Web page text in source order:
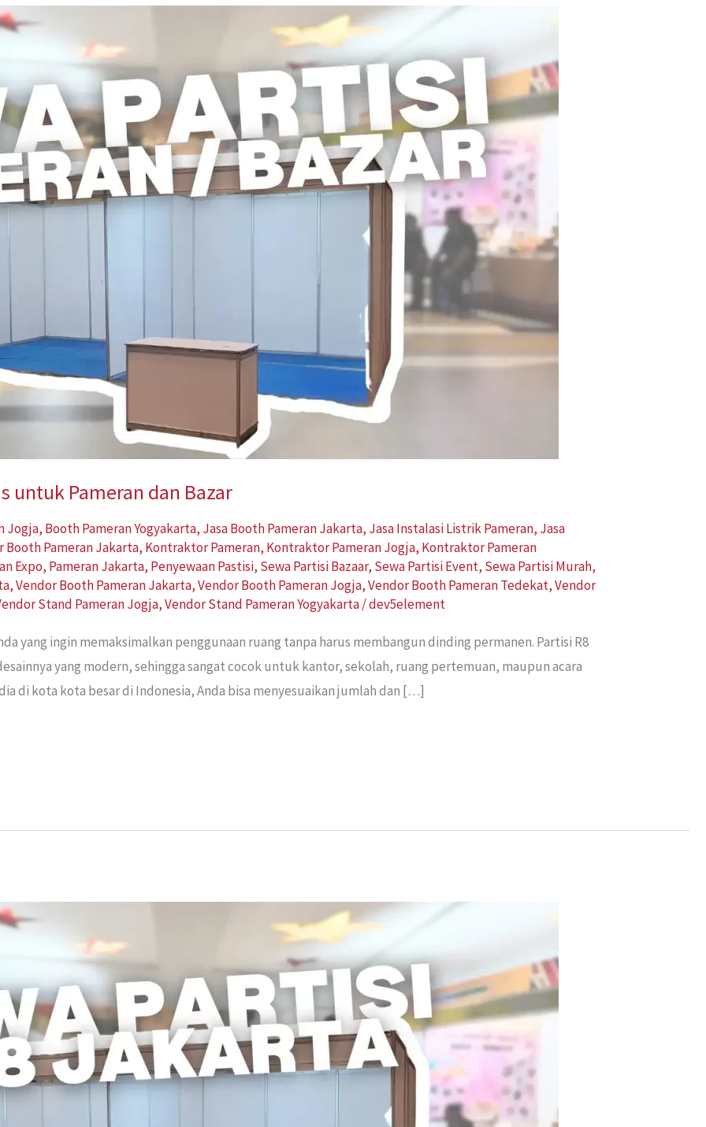
untuk Pameran dan Bazar
Jogja, Booth Pameran Yogyakarta, Jasa Booth Pameran Jakarta, Jasa Instalasi Listrik Pameran, Jasa
Booth Pameran Jakarta, Kontraktor Pameran, Kontraktor Pameran Jogja, Kontraktor Pameran
Expo, Pameran Jakarta, Penyewaan Pastisi, Sewa Partisi Bazaar, Sewa Partisi Event, Sewa Partisi Murah,
,Vendor Booth Pameran Jakarta,Vendor Booth Pameran Jogja,Vendor Booth Pameran Tedekat,Vendor
Stand Pameran Jogja,Vendor Stand Pameran Yogyakarta/dev5element
yang ingin memaksimalkan penggunaan ruang tanpa harus membangun dinding permanen. Partisi R8
yang modern, sehingga sangat cocok untuk kantor, sekolah, ruang pertemuan, maupun acara
di kota kota besar di Indonesia, Anda bisa menyesuaikan jumlah dan […]